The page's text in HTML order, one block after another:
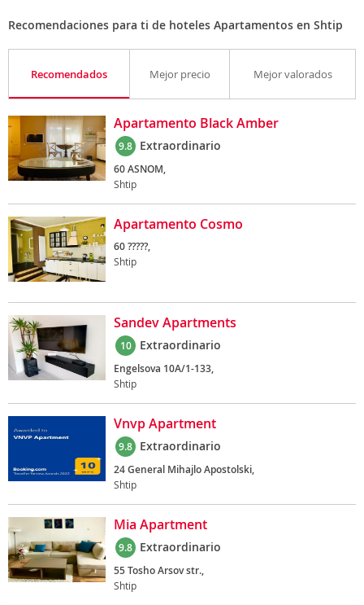
Recomendaciones para ti de hoteles Apartamentos en Shtip
Recomendados Mejor precio Mejor valorados
Apartamento Black Amber
9.8 Extraordinario
60 ASNOM,
Shtip
Apartamento Cosmo
60 ?????,
Shtip
Sandev Apartments
10 Extraordinario
Engelsova 10A/1-133,
Shtip
Vnvp Apartment
9.8 Extraordinario
24 General Mihajlo Apostolski,
Shtip
Mia Apartment
9.8 Extraordinario
55 Tosho Arsov str.,
Shtip